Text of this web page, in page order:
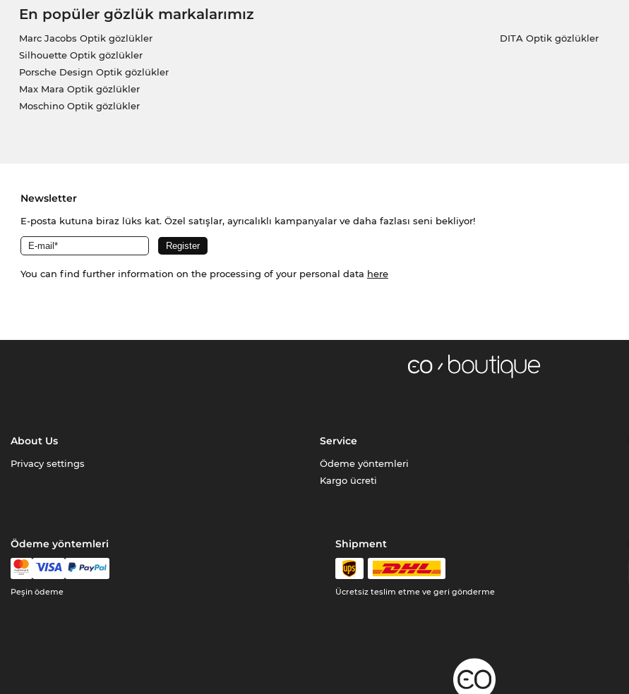
En popüler gözlük markalarımız
Marc Jacobs Optik gözlükler
Silhouette Optik gözlükler
Porsche Design Optik gözlükler
Max Mara Optik gözlükler
Moschino Optik gözlükler
DITA Optik gözlükler
Newsletter
E-posta kutuna biraz lüks kat. Özel satışlar, ayrıcalıklı kampanyalar ve daha fazlası seni bekliyor!
You can find further information on the processing of your personal data here
About Us
Privacy settings
Service
Ödeme yöntemleri
Kargo ücreti
Ödeme yöntemleri
Peşin ödeme
Shipment
Ücretsiz teslim etme ve geri gönderme